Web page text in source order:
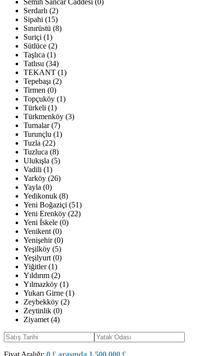
Semih Sancar Caddesi (0)
Serdarlı (2)
Sipahi (15)
Sınırüstü (8)
Suriçi (1)
Sütlüce (2)
Taşlıca (1)
Tatlısu (34)
TEKANT (1)
Tepebaşı (2)
Tirmen (0)
Topçuköy (1)
Türkeli (1)
Türkmenköy (3)
Turnalar (7)
Turunçlu (1)
Tuzla (22)
Tuzluca (8)
Ulukışla (5)
Vadili (1)
Yarköy (26)
Yayla (0)
Yedikonuk (8)
Yeni Boğaziçi (51)
Yeni Erenköy (22)
Yeni İskele (0)
Yenikent (0)
Yenişehir (0)
Yeşilköy (5)
Yeşilyurt (0)
Yiğitler (1)
Yıldırım (2)
Yılmazköy (1)
Yukarı Girne (1)
Zeybekköy (2)
Zeytinlik (0)
Ziyamet (4)